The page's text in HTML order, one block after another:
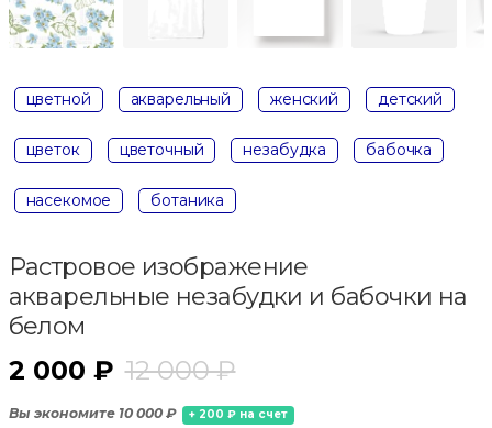
цветной акварельный женский детский
цветок цветочный незабудка бабочка
насекомое ботаника
Растровое изображение
акварельные незабудки и бабочки на
белом
2 000 ₽ 12 000 ₽
Вы экономите 10 000 ₽ + 200 ₽ на счет